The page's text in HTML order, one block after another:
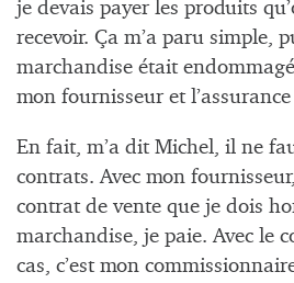
je devais payer les produits
recevoir. Ça m’a paru simple,
marchandise était
mon fournisseur et l’assurance
En fait, m’a dit Michel, il ne
contrats. Avec mon
contrat de vente que je dois
marchandise, je paie. Avec le
cas, c’est mon